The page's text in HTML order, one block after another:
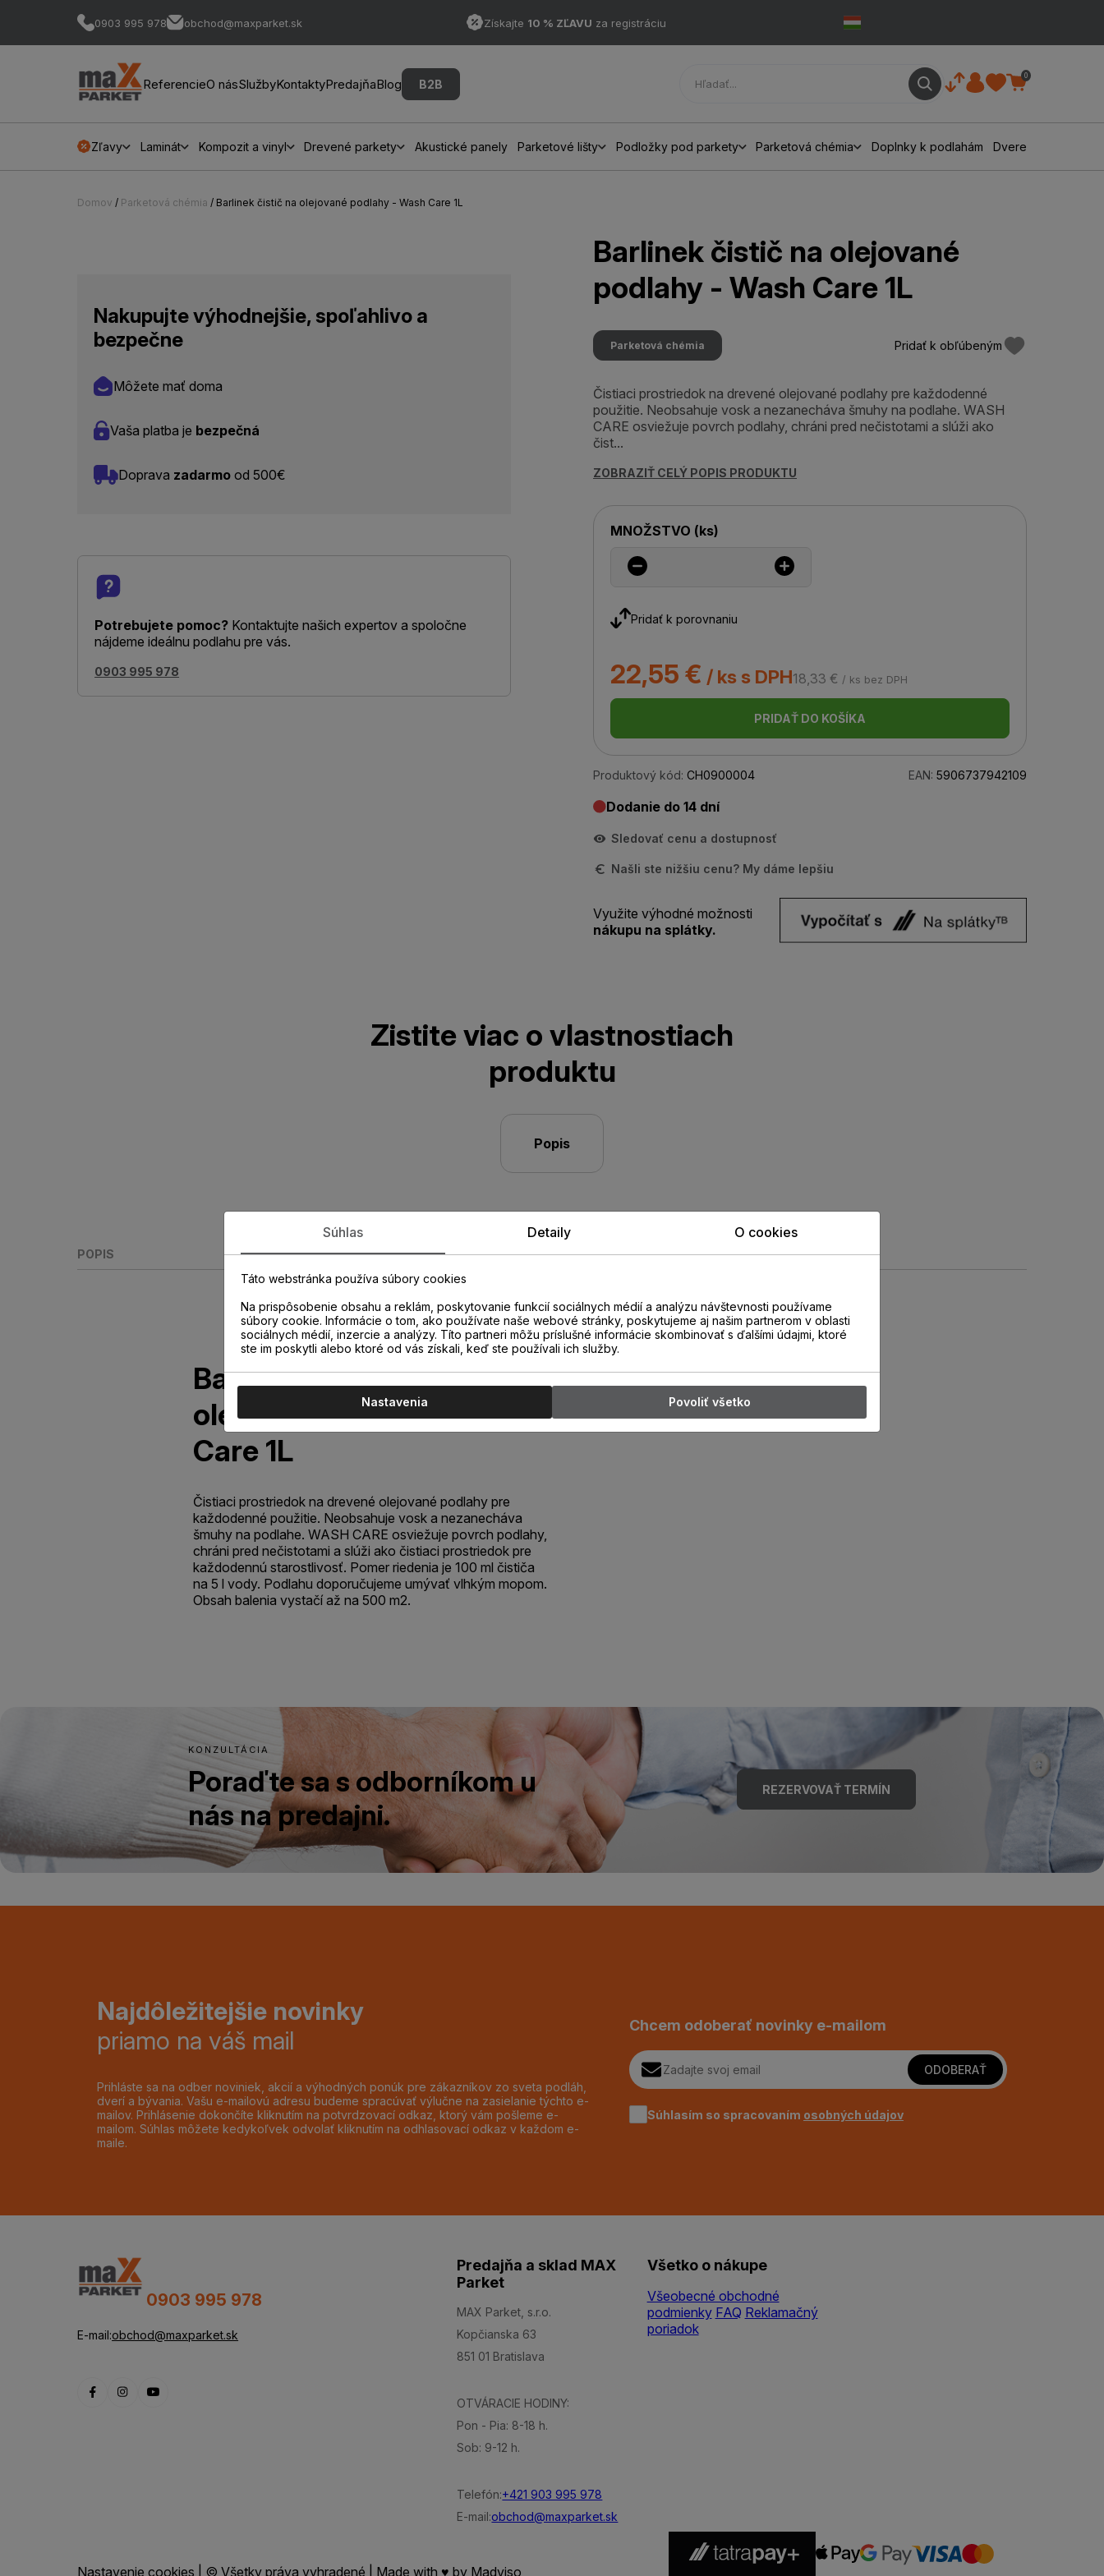
0903 995 978 obchod@maxparket.sk Získajte 10 % ZĽAVU za registráciu
ReferencieO násSlužbyKontaktyPredajňaBlog B2B
0
Zľavy Laminát Kompozit a vinyl Drevené parkety Akustické panely Parketové lišty Podložky pod parkety Parketová chémia Doplnky k podlahám Dvere
Domov / Parketová chémia / Barlinek čistič na olejované podlahy - Wash Care 1L
Nakupujte výhodnejšie, spoľahlivo a
bezpečne
Môžete mať doma
Vaša platba je bezpečná
Doprava zadarmo od 500€
Potrebujete pomoc? Kontaktujte našich expertov a spoločne
nájdeme ideálnu podlahu pre vás.
0903 995 978
Barlinek čistič na olejované
podlahy - Wash Care 1L
Parketová chémia Pridať k obľúbeným
Čistiaci prostriedok na drevené olejované podlahy pre každodenné
použitie. Neobsahuje vosk a nezanecháva šmuhy na podlahe. WASH
CARE osviežuje povrch podlahy, chráni pred nečistotami a slúži ako
čist...
ZOBRAZIŤ CELÝ POPIS PRODUKTU
MNOŽSTVO (ks)
Pridať k porovnaniu
22,55 € / ks s DPH18,33 € / ks bez DPH
PRIDAŤ DO KOŠÍKA
Produktový kód: CH0900004 EAN: 5906737942109
Dodanie do 14 dní
Sledovať cenu a dostupnosť
Našli ste nižšiu cenu? My dáme lepšiu
Využite výhodné možnosti
nákupu na splátky.
Zistite viac o vlastnostiach
produktu
Popis
POPIS
Barlinek čistič na
olejované podlahy - Wash
Care 1L
Čistiaci prostriedok na drevené olejované podlahy pre
každodenné použitie. Neobsahuje vosk a nezanecháva
šmuhy na podlahe. WASH CARE osviežuje povrch podlahy,
chráni pred nečistotami a slúži ako čistiaci prostriedok pre
každodennú starostlivosť. Pomer riedenia je 100 ml čističa
na 5 l vody. Podlahu doporučujeme umývať vlhkým mopom.
Obsah balenia vystačí až na 500 m2.
KONZULTÁCIA
Poraďte sa s odborníkom u
nás na predajni.
REZERVOVAŤ TERMÍN
Najdôležitejšie novinky
priamo na váš mail
Prihláste sa na odber noviniek, akcií a výhodných ponúk pre zákazníkov zo sveta podláh,
dverí a bývania. Vašu e-mailovú adresu budeme spracúvať výlučne na zasielanie týchto e-
mailov. Prihlásenie dokončíte kliknutím na potvrdzovací odkaz, ktorý vám pošleme e-
mailom. Súhlas môžete kedykoľvek odvolať kliknutím na odhlasovací odkaz v každom e-
maile.
Chcem odoberať novinky e-mailom
ODOBERAŤ
Súhlasím so spracovaním osobných údajov
0903 995 978
E-mail:obchod@maxparket.sk
Predajňa a sklad MAX
Parket
MAX Parket, s.r.o.
Kopčianska 63
851 01 Bratislava
OTVÁRACIE HODINY:
Pon - Pia: 8-18 h.
Sob: 9-12 h.
Telefón:+421 903 995 978
E-mail:obchod@maxparket.sk
Všetko o nákupe
Všeobecné obchodné
podmienky FAQ Reklamačný
poriadok
Nastavenie cookies | © Všetky práva vyhradené | Made with ♥ by Madviso
Súhlas Detaily O cookies
Táto webstránka používa súbory cookies
Na prispôsobenie obsahu a reklám, poskytovanie funkcií sociálnych médií a analýzu návštevnosti používame
súbory cookie. Informácie o tom, ako používate naše webové stránky, poskytujeme aj našim partnerom v oblasti
sociálnych médií, inzercie a analýzy. Títo partneri môžu príslušné informácie skombinovať s ďalšími údajmi, ktoré
ste im poskytli alebo ktoré od vás získali, keď ste používali ich služby.
Nastavenia Povoliť všetko